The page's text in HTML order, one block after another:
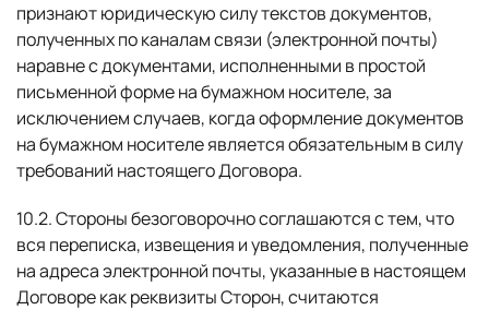
признают юридическую силу текстов документов,
полученных по каналам связи (электронной почты)
наравне с документами, исполненными в простой
письменной форме на бумажном носителе, за
исключением случаев, когда оформление документов
на бумажном носителе является обязательным в силу
требований настоящего Договора.
10.2. Стороны безоговорочно соглашаются с тем, что
вся переписка, извещения и уведомления, полученные
на адреса электронной почты, указанные в настоящем
Договоре как реквизиты Сторон, считаются